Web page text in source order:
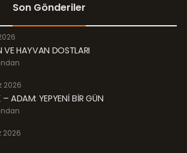
Son Gönderiler
VE HAYVAN DOSTLARI
2026
– ADAM: YEPYENİ BİR GÜN
2026